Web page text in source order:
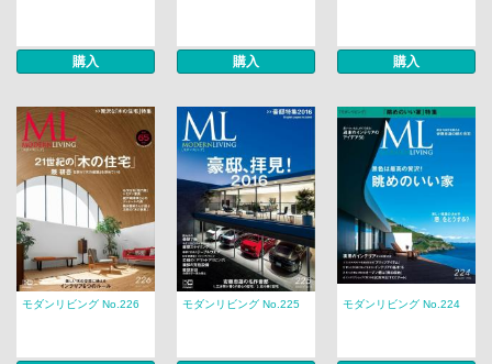
購入 購入 購入
モダンリビング No.226 モダンリビング No.225 モダンリビング No.224